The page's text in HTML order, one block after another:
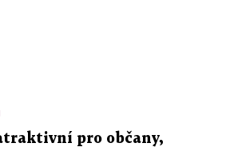
pro občany,